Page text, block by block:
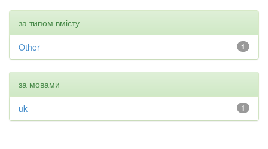
за типом вмісту
1
Other
за мовами
1
uk